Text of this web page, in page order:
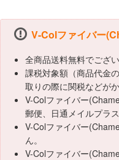
V-Colファイバー
全商品送料無料でござい
課税対象額（商品代金
取りの際に関税などがか
V-Colファイバー
郵便、日通メイルプラ
V-Colファイバー
ん。
V-Colファイバー